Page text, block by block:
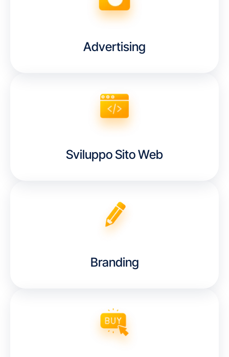
Advertising
Sviluppo Sito Web
Branding